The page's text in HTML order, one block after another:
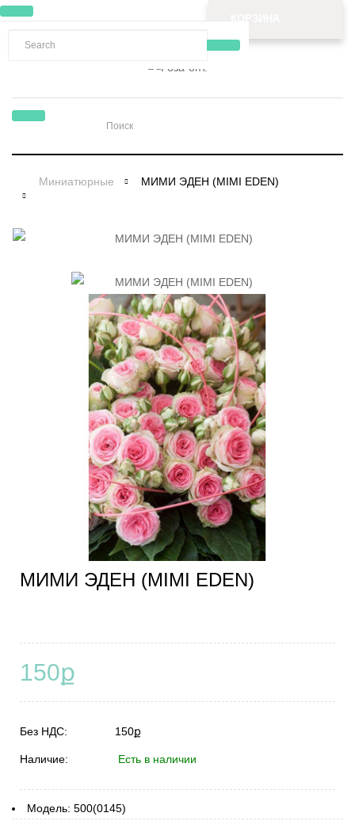
Миниатюрные МИМИ ЭДЕН (MIMI EDEN)
МИМИ ЭДЕН (MIMI EDEN)
150ք
Без НДС: 150ք
Наличие: Есть в наличии
Модель: 500(0145)